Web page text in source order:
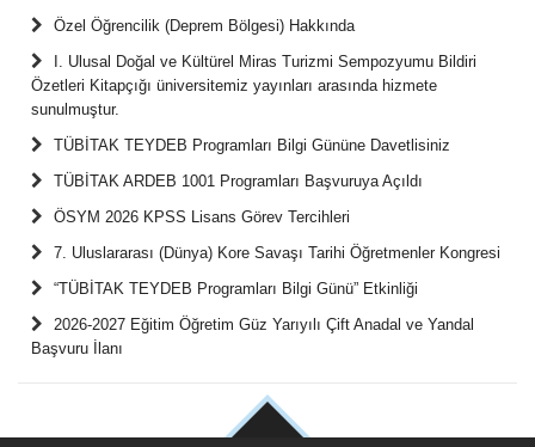
Özel Öğrencilik (Deprem Bölgesi) Hakkında
I. Ulusal Doğal ve Kültürel Miras Turizmi Sempozyumu Bildiri
Özetleri Kitapçığı üniversitemiz yayınları arasında hizmete
sunulmuştur.
TÜBİTAK TEYDEB Programları Bilgi Gününe Davetlisiniz
TÜBİTAK ARDEB 1001 Programları Başvuruya Açıldı
ÖSYM 2026 KPSS Lisans Görev Tercihleri
7. Uluslararası (Dünya) Kore Savaşı Tarihi Öğretmenler Kongresi
“TÜBİTAK TEYDEB Programları Bilgi Günü” Etkinliği
2026-2027 Eğitim Öğretim Güz Yarıyılı Çift Anadal ve Yandal
Başvuru İlanı